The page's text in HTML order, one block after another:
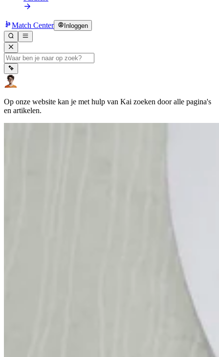
Match Center Inloggen
Op onze website kan je met hulp van Kai zoeken door alle pagina's
en artikelen.